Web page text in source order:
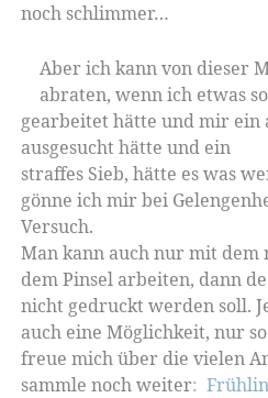
noch schlimmer…
Aber ich kann von dieser
abraten, wenn ich etwas
gearbeitet hätte und mir ein
ausgesucht hätte und ein
straffes Sieb, hätte es was
gönne ich mir bei
Versuch.
Man kann auch nur mit
dem Pinsel arbeiten, dann
nicht gedruckt werden soll.
auch eine Möglichkeit, nur
freue mich über die vielen
sammle noch weiter: